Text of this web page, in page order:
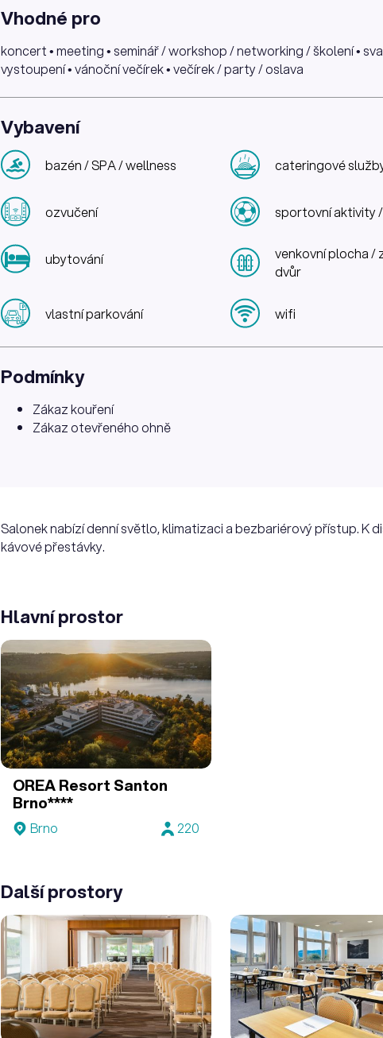
Vhodné pro
koncert • meeting • seminář / workshop / networking / školení •
vystoupení • vánoční večírek • večírek / party / oslava
Vybavení
bazén / SPA / wellness cateringové
ozvučení sportovní aktivity
ubytování
venkovní plocha /
dvůr
vlastní parkování wifi
Podmínky
Zákaz kouření
Zákaz otevřeného ohně
Salonek nabízí denní světlo, klimatizaci a bezbariérový přístup. K
kávové přestávky.
Hlavní prostor
OREA Resort Santon
Brno****
Brno 220
Další prostory